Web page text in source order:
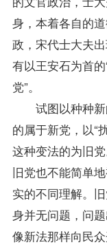
身，本着各自的
政，宋代士大夫
有以王安石为首
党”。
试图以种种新
的属于新党，以“
这种变法的为旧
旧党也不能简单
实的不同理解。
身并无问题，问
像新法那样向民